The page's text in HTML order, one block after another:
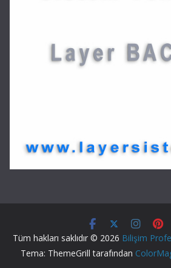
Tüm hakları saklıdır © 2026 Bilişim
Tema: ThemeGrill tarafından